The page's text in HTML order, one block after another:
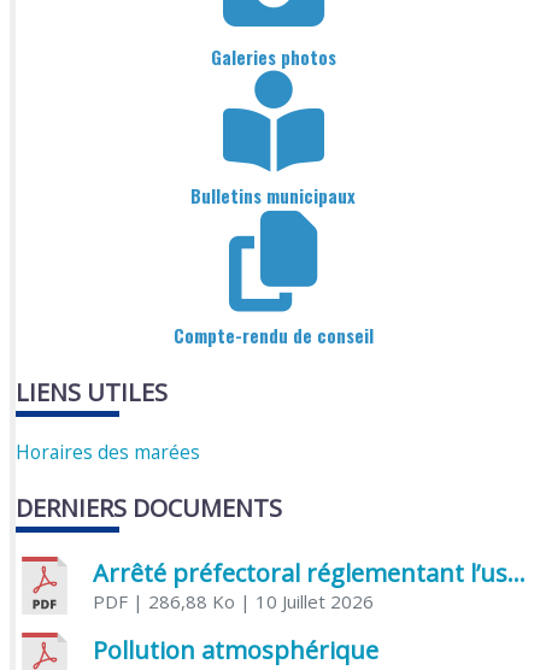
Galeries photos
Bulletins municipaux
Compte-rendu de conseil
LIENS UTILES
Horaires des marées
DERNIERS DOCUMENTS
Arrêté préfectoral réglementant l’usage de l’eau
PDF| 286,88 Ko | 10 Juillet 2026
Pollution atmosphérique